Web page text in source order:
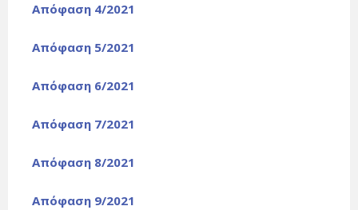
Απόφαση 4/2021
Απόφαση 5/2021
Απόφαση 6/2021
Απόφαση 7/2021
Απόφαση 8/2021
Απόφαση 9/2021